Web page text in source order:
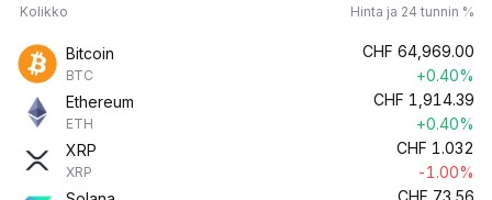
Kolikko Hinta ja 24 tunnin %
Bitcoin
BTC
CHF 64,969.00
+0.40%
Ethereum
ETH
CHF 1,914.39
+0.40%
XRP
XRP
CHF 1.032
-1.00%
CHF 73.56